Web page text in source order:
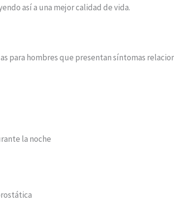
así a una mejor calidad de vida.
para hombres que presentan síntomas
la noche